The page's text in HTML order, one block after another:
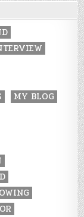
MY BLOG